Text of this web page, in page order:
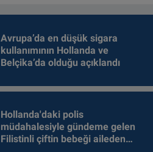
Avrupa’da en düşük sigara
kullanımının Hollanda ve
Belçika’da olduğu açıklandı
Hollanda'daki polis
müdahalesiyle gündeme gelen
Filistinli çiftin bebeği aileden